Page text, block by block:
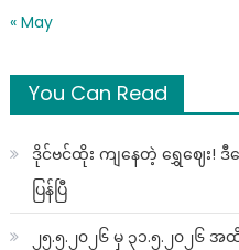
« May
You Can Read
ဒိုင်ဗင်ထိုး ကျနေတဲ့ ရွှေဈေး! ဒီ
ပြန်ပြီ
၂၅.၅.၂၀၂၆ မှ ၃၁.၅.၂၀၂၆